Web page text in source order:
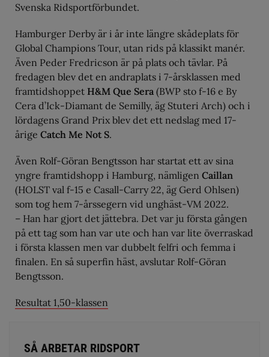
Svenska Ridsportförbundet.
Hamburger Derby är i år inte längre skådeplats för
Global Champions Tour, utan rids på klassikt manér.
Även Peder Fredricson är på plats och tävlar. På
fredagen blev det en andraplats i 7-årsklassen med
framtidshoppet H&M Que Sera (BWP sto f-16 e By
Cera d’Ick-Diamant de Semilly, äg Stuteri Arch) och i
lördagens Grand Prix blev det ett nedslag med 17-
årige Catch Me Not S.
Även Rolf-Göran Bengtsson har startat ett av sina
yngre framtidshopp i Hamburg, nämligen Caillan
(HOLST val f-15 e Casall-Carry 22, äg Gerd Ohlsen)
som tog hem 7-årssegern vid unghäst-VM 2022.
– Han har gjort det jättebra. Det var ju första gången
på ett tag som han var ute och han var lite överraskad
i första klassen men var dubbelt felfri och femma i
finalen. En så superfin häst, avslutar Rolf-Göran
Bengtsson.
Resultat 1,50-klassen
SÅ ARBETAR RIDSPORT